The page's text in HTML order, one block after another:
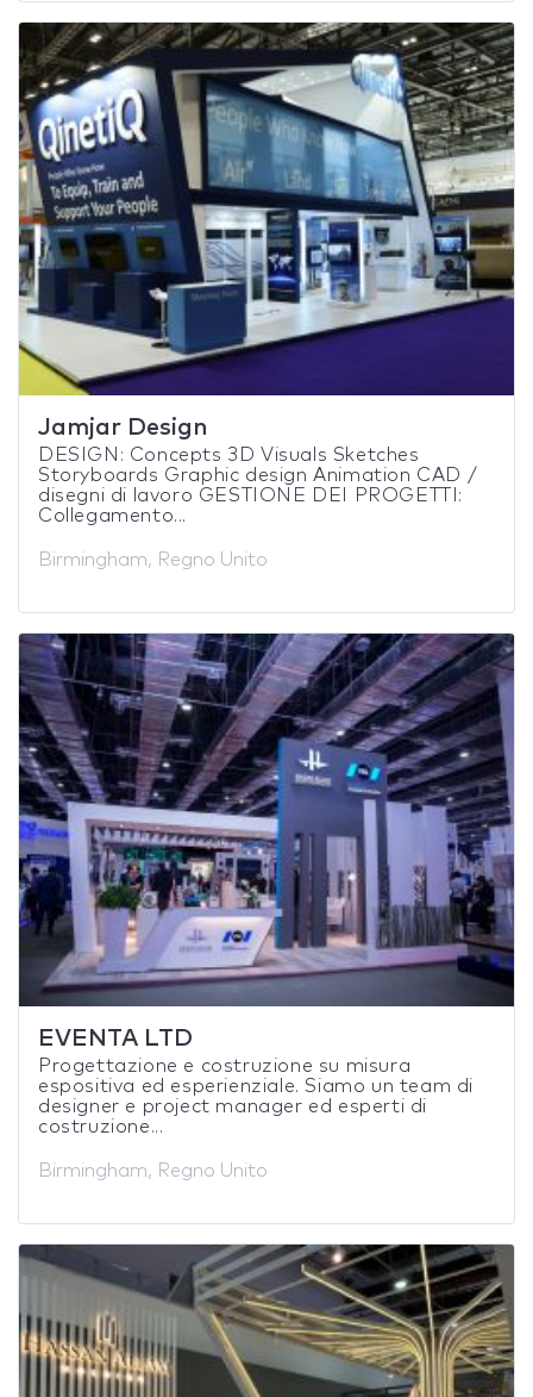
Jamjar Design
DESIGN: Concepts 3D Visuals Sketches
Storyboards Graphic design Animation CAD /
disegni di lavoro GESTIONE DEI PROGETTI:
Collegamento...
Birmingham, Regno Unito
EVENTA LTD
Progettazione e costruzione su misura
espositiva ed esperienziale. Siamo un team di
designer e project manager ed esperti di
costruzione...
Birmingham, Regno Unito